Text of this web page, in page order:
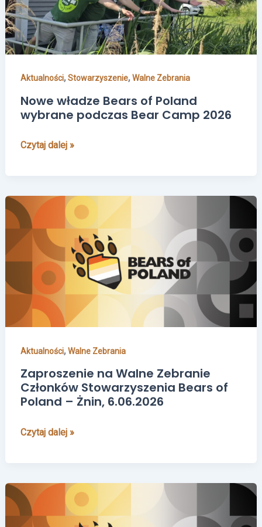
Aktualności,Stowarzyszenie,Walne Zebrania
Nowe władze Bears of Poland
wybrane podczas Bear Camp 2026
podczas
Bear
Camp
2026
Czytaj dalej »
Aktualności,Walne Zebrania
Zaproszenie na Walne Zebranie
Członków Stowarzyszenia Bears of
Poland – Żnin, 6.06.2026
Zaproszenie
na
Walne
Zebranie
Członków
Stowarzyszenia
Bears
of
Poland
Żnin,
6.06.2026
Czytaj dalej »
Zaproszenie
na
Walne